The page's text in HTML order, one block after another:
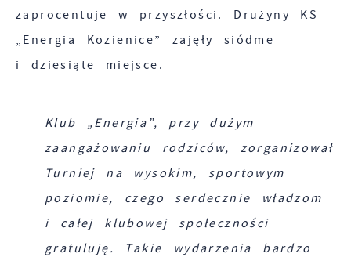
zaprocentuje w przyszłości. Drużyny KS
„Energia Kozienice” zajęły siódme
i dziesiąte miejsce.
Klub „Energia”, przy dużym
zaangażowaniu rodziców, zorganizował
Turniej na wysokim, sportowym
poziomie, czego serdecznie władzom
i całej klubowej społeczności
gratuluję. Takie wydarzenia bardzo